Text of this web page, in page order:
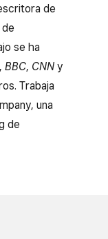
de
se ha
, BBC, CNN y
Trabaja
una
de